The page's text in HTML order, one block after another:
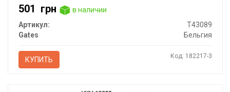
501 грн
в наличии
Артикул:
T43089
Gates
Бельгия
КУПИТЬ Код: 182217-3